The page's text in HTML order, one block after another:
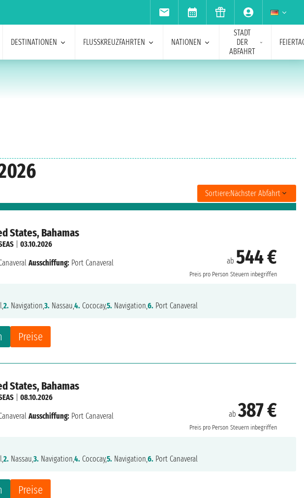
DESTINATIONEN FLUSSKREUZFAHRTEN NATIONEN
STADT
DER
ABFAHRT
Sortiere:Nächster Abfahrt
States, Bahamas
ab544 €
Preis pro Person Steuern inbegriffen
Preise
|03.10.2026
Ausschiffung: Port Canaveral
2. Navigation,3. Nassau,4. Cococay,5. Navigation,6. Port Canaveral
States, Bahamas
ab387 €
Preis pro Person Steuern inbegriffen
Preise
|08.10.2026
Ausschiffung: Port Canaveral
2. Nassau,3. Navigation,4. Cococay,5. Navigation,6. Port Canaveral